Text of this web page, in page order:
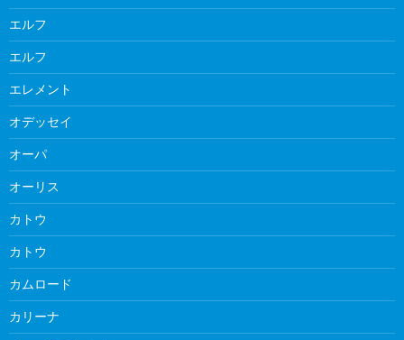
エルフ
エルフ
エレメント
オデッセイ
オーパ
オーリス
カトウ
カトウ
カムロード
カリーナ